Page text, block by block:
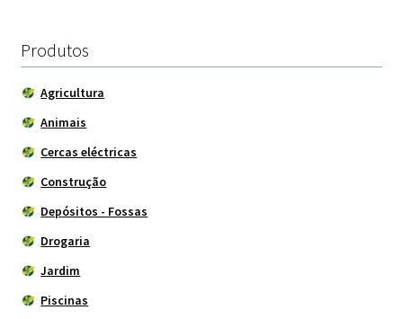
Produtos
Agricultura
Animais
Cercas eléctricas
Construção
Depósitos - Fossas
Drogaria
Jardim
Piscinas